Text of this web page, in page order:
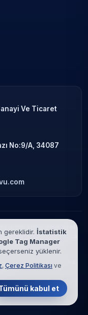
Ve Ticaret
No:9/A, 34087
sona ermiş veya özel
Marka adları yalnızca
bulunmamaktadır.
Ve Ticaret Limited
gereklidir. İstatistik
Tag Manager
yüklenir.
, Çerez Politikası ve
kabul et